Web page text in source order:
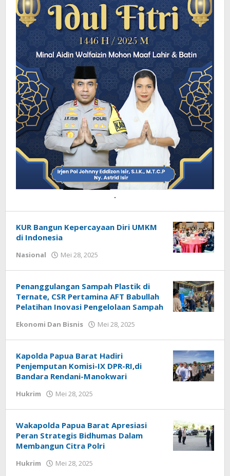
.
KUR Bangun Kepercayaan Diri UMKM
di Indonesia
Nasional Mei 28, 2025
:
Papua
Star
Penanggulangan Sampah Plastik di
Ternate, CSR Pertamina AFT Babullah
Pelatihan Inovasi Pengelolaan Sampah
Ekonomi Dan Bisnis Mei 28, 2025
:
Star
Kapolda Papua Barat Hadiri
Penjemputan Komisi-IX DPR-RI,di
Bandara Rendani-Manokwari
Hukrim Mei 28, 2025
:
Papua
Wakapolda Papua Barat Apresiasi
Peran Strategis Bidhumas Dalam
Membangun Citra Polri
Hukrim Mei 28, 2025